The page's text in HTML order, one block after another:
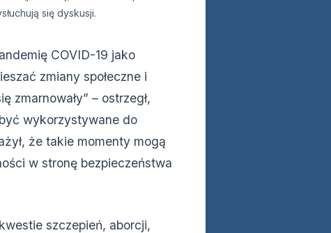
się dyskusji.
COVID-19 jako
zmiany społeczne i
zmarnowały” – ostrzegł,
wykorzystywane do
że takie momenty mogą
w stronę bezpieczeństwa
szczepień, aborcji,